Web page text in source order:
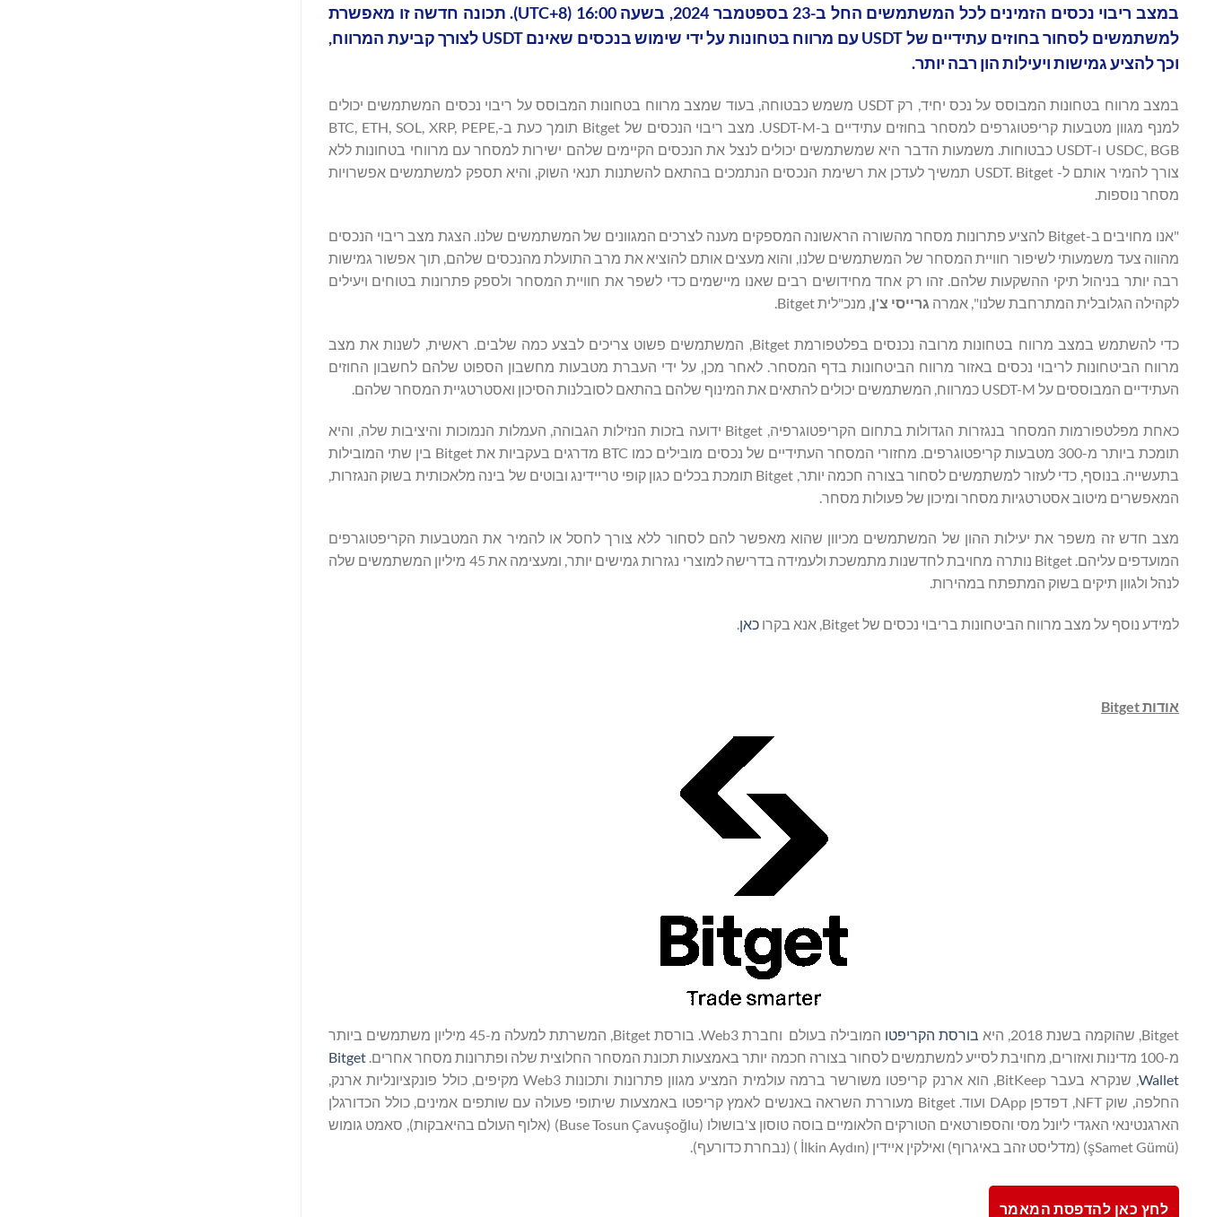
במצב ריבוי נכסים הזמינים לכל המשתמשים החל ב-23 בספטמבר 2024, בשעה 16:00 (UTC+8). תכונה חדשה זו מאפשרת
למשתמשים לסחור בחוזים עתידיים של USDT עם מרווח בטחונות על ידי שימוש בנכסים שאינם USDT לצורך קביעת המרווח,
וכך להציע גמישות ויעילות הון רבה יותר.
במצב מרווח בטחונות המבוסס על נכס יחיד, רק USDT משמש כבטוחה, בעוד שמצב מרווח בטחונות המבוסס על ריבוי נכסים המשתמשים יכולים
למנף מגוון מטבעות קריפטוגרפים למסחר בחוזים עתידיים ב-USDT-M. מצב ריבוי הנכסים של Bitget תומך כעת ב-BTC, ETH, SOL, XRP, PEPE,
USDC, BGB ו-USDT כבטוחות. משמעות הדבר היא שמשתמשים יכולים לנצל את הנכסים הקיימים שלהם ישירות למסחר עם מרווחי בטחונות ללא
צורך להמיר אותם ל- USDT. Bitget תמשיך לעדכן את רשימת הנכסים הנתמכים בהתאם להשתנות תנאי השוק, והיא תספק למשתמשים אפשרויות
מסחר נוספות.
"אנו מחויבים ב-Bitget להציע פתרונות מסחר מהשורה הראשונה המספקים מענה לצרכים המגוונים של המשתמשים שלנו. הצגת מצב ריבוי הנכסים
מהווה צעד משמעותי לשיפור חוויית המסחר של המשתמשים שלנו, והוא מעצים אותם להוציא את מרב התועלת מהנכסים שלהם, תוך אפשור גמישות
רבה יותר בניהול תיקי ההשקעות שלהם. זהו רק אחד מחידושים רבים שאנו מיישמים כדי לשפר את חוויית המסחר ולספק פתרונות בטוחים ויעילים
לקהילה הגלובלית המתרחבת שלנו", אמרה גרייסי צ'ן, מנכ"לית Bitget.
כדי להשתמש במצב מרווח בטחונות מרובה נכנסים בפלטפורמת Bitget, המשתמשים פשוט צריכים לבצע כמה שלבים. ראשית, לשנות את מצב
מרווח הביטחונות לריבוי נכסים באזור מרווח הביטחונות בדף המסחר. לאחר מכן, על ידי העברת מטבעות מחשבון הספוט שלהם לחשבון החוזים
העתידיים המבוססים על USDT-M כמרווח, המשתמשים יכולים להתאים את המינוף שלהם בהתאם לסובלנות הסיכון ואסטרטגיית המסחר שלהם.
כאחת מפלטפורמות המסחר בנגזרות הגדולות בתחום הקריפטוגרפיה, Bitget ידועה בזכות הנזילות הגבוהה, העמלות הנמוכות והיציבות שלה, והיא
תומכת ביותר מ-300 מטבעות קריפטוגרפים. מחזורי המסחר העתידיים של נכסים מובילים כמו BTC מדרגים בעקביות את Bitget בין שתי המובילות
בתעשייה. בנוסף, כדי לעזור למשתמשים לסחור בצורה חכמה יותר, Bitget תומכת בכלים כגון קופי טריידינג ובוטים של בינה מלאכותית בשוק הנגזרות,
המאפשרים מיטוב אסטרטגיות מסחר ומיכון של פעולות מסחר.
מצב חדש זה משפר את יעילות ההון של המשתמשים מכיוון שהוא מאפשר להם לסחור ללא צורך לחסל או להמיר את המטבעות הקריפטוגרפים
המועדפים עליהם. Bitget נותרה מחויבת לחדשנות מתמשכת ולעמידה בדרישה למוצרי נגזרות גמישים יותר, ומעצימה את 45 מיליון המשתמשים שלה
לנהל ולגוון תיקים בשוק המתפתח במהירות.
למידע נוסף על מצב מרווח הביטחונות בריבוי נכסים של Bitget, אנא בקרו כאן.
אודות Bitget
Bitget, שהוקמה בשנת 2018, היא בורסת הקריפטו
המובילה בעולם וחברת Web3. בורסת Bitget, המשרתת למעלה מ-45 מיליון משתמשים ביותר
מ-100 מדינות ואזורים, מחויבת לסייע למשתמשים לסחור בצורה חכמה יותר באמצעות תכונת המסחר החלוצית שלה ופתרונות מסחר אחרים.
Bitget
Wallet
, שנקרא בעבר BitKeep, הוא ארנק קריפטו משורשר ברמה עולמית המציע מגוון פתרונות ותכונות Web3 מקיפים, כולל פונקציונליות ארנק,
החלפה, שוק NFT, דפדפן DApp ועוד. Bitget מעוררת השראה באנשים לאמץ קריפטו באמצעות שיתופי פעולה עם שותפים אמינים, כולל הכדורגלן
הארגנטינאי האגדי ליונל מסי והספורטאים הטורקים הלאומיים בוסה טוסון צ'בושולו (Buse Tosun Çavuşoğlu) (אלוף העולם בהיאבקות), סאמט גומוש
(şSamet Gümü) (מדליסט זהב באיגרוף) ואילקין איידין (İlkin Aydın ) (נבחרת כדורעף).
לחץ כאן להדפסת המאמר